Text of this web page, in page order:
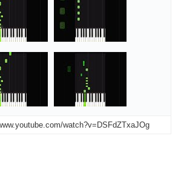
watch?v=DSFdZTxaJOg